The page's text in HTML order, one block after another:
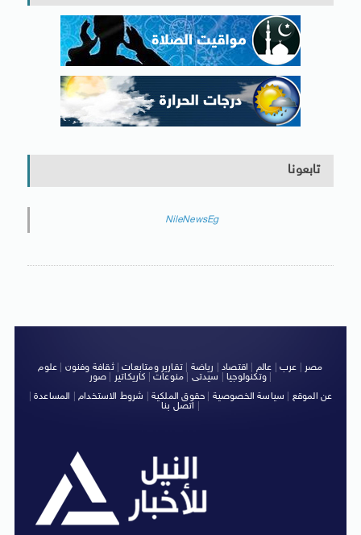
تابعونا
NileNewsEg
مصر عرب عالم اقتصاد رياضة |تقارير ومتابعات|ثقافة وفنون
علوم
وتكنولوجيا| سيدتى منوعات كاريكاتير صور
|
عن الموقع
سياسة الخصوصية حقوق الملكية شروط الاستخدام| المساعدة|
اتصل بنا